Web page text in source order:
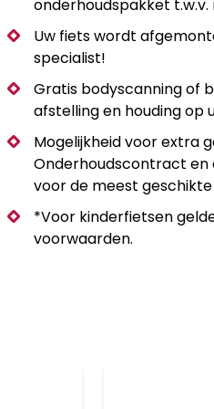
onderhoudspakket t.w.v.
Uw fiets wordt
specialist!
Gratis bodyscanning of
afstelling en houding op
Mogelijkheid voor extra
Onderhoudscontract en
voor de meest
*Voor kinderfietsen
voorwaarden.